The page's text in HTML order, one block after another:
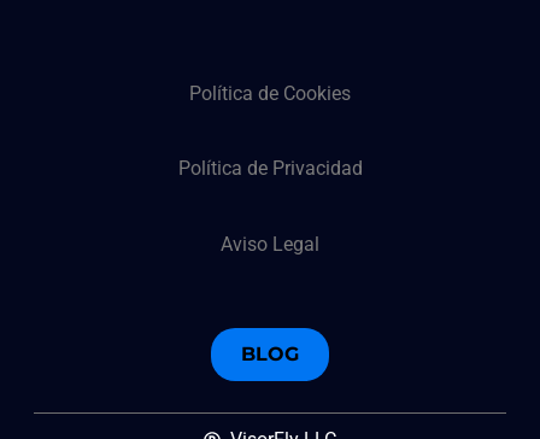
Política de Cookies
Política de Privacidad
Aviso Legal
BLOG